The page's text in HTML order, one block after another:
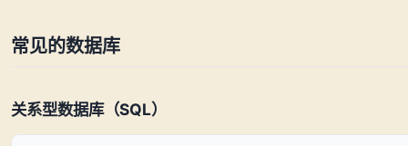
常见的数据库
关系型数据库（SQL）